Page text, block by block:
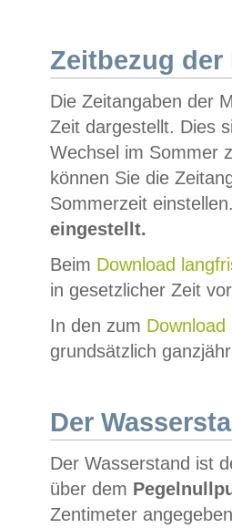
Zeitbezug der
Die Zeitangaben der
Zeit dargestellt. Dies
Wechsel im Sommer
können Sie die
Sommerzeit
eingestellt.
Beim Download
in gesetzlicher Zeit
In den zum Download
grundsätzlich
Der
Der Wasserstand ist
über dem
Zentimeter